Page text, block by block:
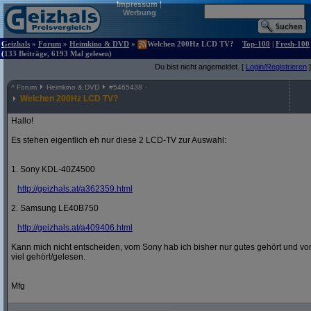
Impressum|
Werbung
Geizhals » Forum » Heimkino & DVD »
Welchen 200Hz LCD TV?
(133 Beiträge, 6193 Mal gelesen)
Top-100 | Fresh-100
Du bist nicht angemeldet. [ Login/Registrieren ]
^ Forum Heimkino & DVD #5465438
Welchen 200Hz LCD TV?
Hallo!
Es stehen eigentlich eh nur diese 2 LCD-TV zur Auswahl:
1. Sony KDL-40Z4500
http://geizhals.at/a362359.html
2. Samsung LE40B750
http://geizhals.at/a409406.html
Kann mich nicht entscheiden, vom Sony hab ich bisher nur gutes gehört und
viel gehört/gelesen.
Mfg